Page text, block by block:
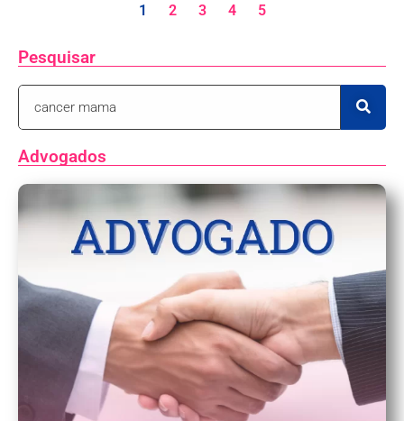
1 2 3 4 5
Pesquisar
Advogados